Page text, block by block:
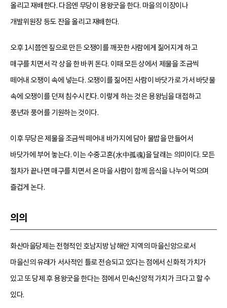
올리고 재배한다. 다음엔 무당이 용왕굿을 한다. 마을의 이장이나
개발위원장 등도 잔을 올리고 재배한다.
오후 1시쯤엔 짚으로 만든 오쟁이를 깨끗한 사람에게 짊어지게 하고
매구를 치면서 각 상을 한 바퀴 돈다. 이때 모든 상에서 제물을 조금씩
떼어내 오쟁이 속에 넣는다. 오쟁이를 짊어진 사람이 바닷가로 가서 바닷물
속에 오쟁이를 던져 침수시킨다. 이렇게 하는 것은 용왕님을 대접하고
풍년과 풍어를 기원하는 것이다.
이후 무당은 제물을 조금씩 떼어내 바가지에 담아 물밥을 만들어서
바닷가에 부어 놓는다. 이는 수중고혼(水中孤魂)을 달래는 의미이다. 모든
절차가 끝나면 매구를 치면서 온 마을 사람이 함께 음식을 나누어 먹으며
즐겁게 논다.
의의
화산마을당제는 전형적인 호남지방 남해안 지역의 마을신앙으로서
마을신의 유래가 서사적인 틀로 전승되고 있다는 점에서 신화적 가치가
있고 또 당제 후 용왕굿을 한다는 점에서 민속신앙적 가치가 크다고 할 수
있다.